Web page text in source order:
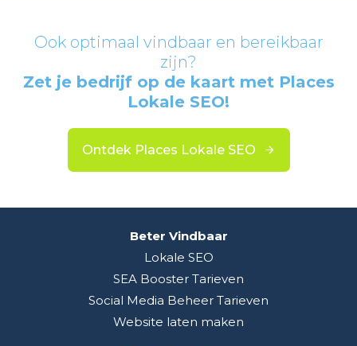
Ook optimaal vindbaar en bereikbaar
zijn?
Zet je bedrijf op de kaart met Places
Lokale SEO!
Ontdek Places Lokale SEO
Beter Vindbaar
Lokale SEO
SEA Booster Tarieven
Social Media Beheer Tarieven
Website laten maken